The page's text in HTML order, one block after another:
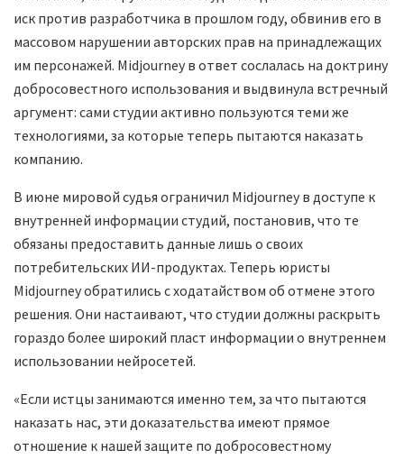
иск против разработчика в прошлом году, обвинив его в
массовом нарушении авторских прав на принадлежащих
им персонажей. Midjourney в ответ сослалась на доктрину
добросовестного использования и выдвинула встречный
аргумент: сами студии активно пользуются теми же
технологиями, за которые теперь пытаются наказать
компанию.
В июне мировой судья ограничил Midjourney в доступе к
внутренней информации студий, постановив, что те
обязаны предоставить данные лишь о своих
потребительских ИИ-продуктах. Теперь юристы
Midjourney обратились с ходатайством об отмене этого
решения. Они настаивают, что студии должны раскрыть
гораздо более широкий пласт информации о внутреннем
использовании нейросетей.
«Если истцы занимаются именно тем, за что пытаются
наказать нас, эти доказательства имеют прямое
отношение к нашей защите по добросовестному